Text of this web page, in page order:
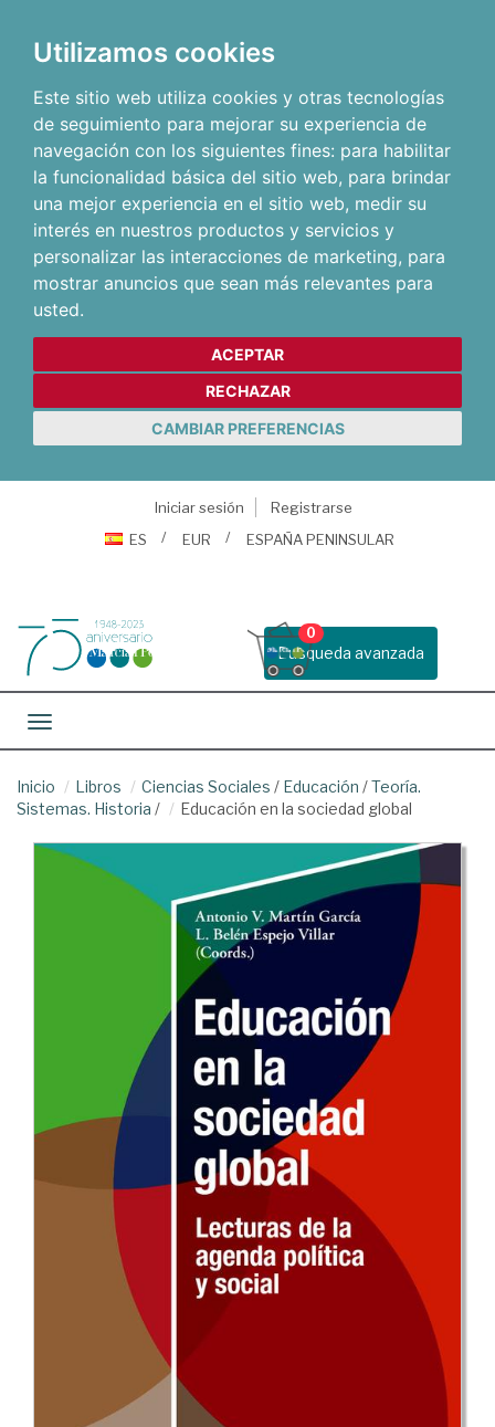
Utilizamos cookies
Este sitio web utiliza cookies y otras tecnologías
de seguimiento para mejorar su experiencia de
navegación con los siguientes fines: para habilitar
la funcionalidad básica del sitio web, para brindar
una mejor experiencia en el sitio web, medir su
interés en nuestros productos y servicios y
personalizar las interacciones de marketing, para
mostrar anuncios que sean más relevantes para
usted.
ACEPTAR
RECHAZAR
CAMBIAR PREFERENCIAS
Iniciar sesión
Registrarse
ES
EUR ESPAÑA PENINSULAR
Busqueda avanzada
0
Toggle navigation
Inicio Libros Ciencias Sociales / Educación /Teoría.
Sistemas. Historia / Educación en la sociedad global